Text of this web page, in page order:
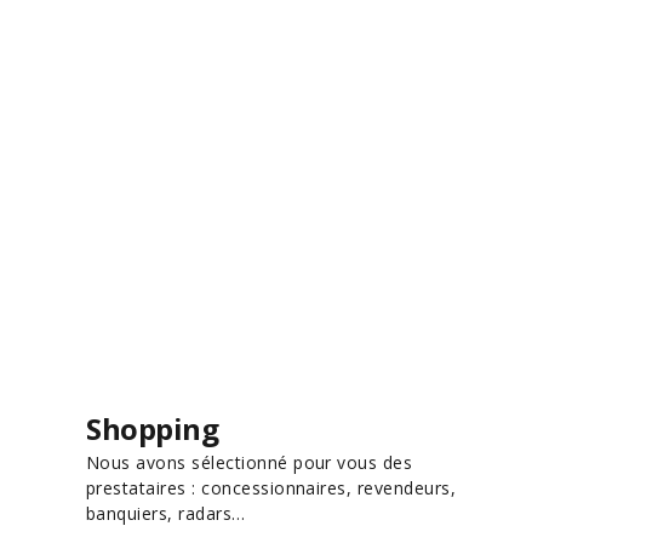
Shopping
Nous avons sélectionné pour vous des
prestataires : concessionnaires, revendeurs,
banquiers, radars…